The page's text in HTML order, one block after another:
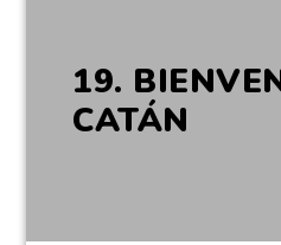
19.
CATÁN